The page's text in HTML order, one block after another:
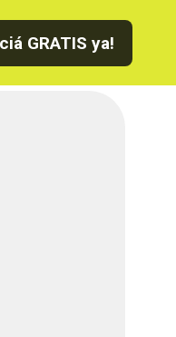
GRATIS ya!